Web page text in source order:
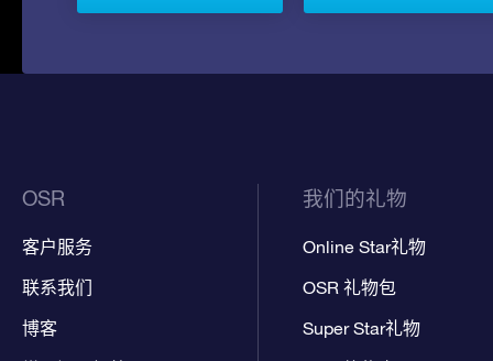
OSR
客户服务
联系我们
博客
我们的礼物
Online Star礼物
OSR 礼物包
Super Star礼物